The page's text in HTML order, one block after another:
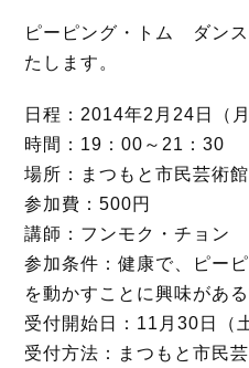
e
b
o
k
t
t
r
e
ピーピング・トム ダン
たします。
日程：2014年2月24日（月
時間：19：00～21：30
場所：まつもと市民芸術
参加費：500円
講師：フンモク・チョン
参加条件：健康で、ピー
を動かすことに興味があ
受付開始日：11月30日（
受付方法：まつもと市民